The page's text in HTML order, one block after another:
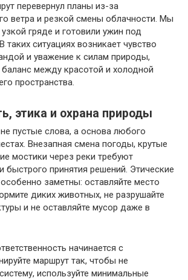
перевернул планы из-за
ветра и резкой смены облачности. Мы
гряде и готовили ужин под
таких ситуациях возникает чувство
и уважение к силам природы,
между красотой и холодной
пространства.
этика и охрана природы
пустые слова, а основа любого
Внезапная смена погоды, крутые
мостики через реки требуют
быстрого принятия решений. Этические
заметны: оставляйте место
диких животных, не разрушайте
и не оставляйте мусор даже в
начинается с
маршрут так, чтобы не
используйте минимальные